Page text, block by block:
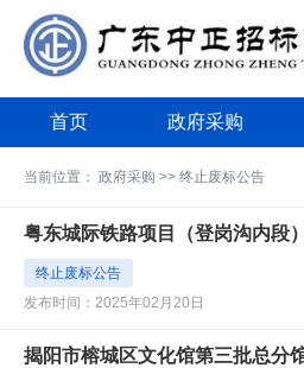
首页 政府采购
政策法规 关于中正
费用计算器
当前位置： 政府采购 >> 终止废标公告
终止废标公告
发布时间：2025年02月20日